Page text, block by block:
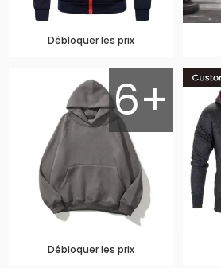
Débloquer les prix
6+
Débloquer les prix